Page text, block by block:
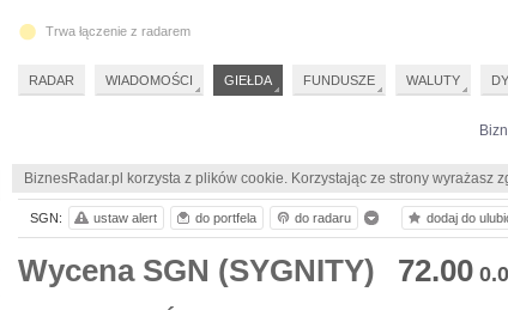
BiznesRadar.pl korzysta z plików cookie. Korzystając ze strony
Wycena SGN (SYGNITY) 72.00
SGN: ustaw alert do portfela do radaru dodaj do
Trwa łączenie z radarem
RADAR WIADOMOŚCI GIEŁDA FUNDUSZE WALUTY